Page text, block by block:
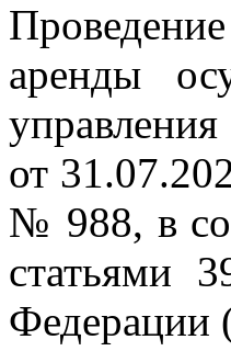
аренды
от
№ 988, в
статьями
Федерации